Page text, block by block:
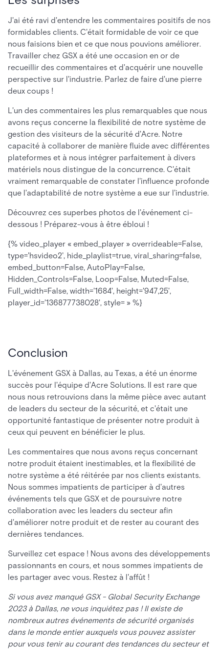
J'ai été ravi d'entendre les commentaires positifs de nos
formidables clients. C'était formidable de voir ce que
nous faisions bien et ce que nous pouvions améliorer.
Travailler chez GSX a été une occasion en or de
recueillir des commentaires et d'acquérir une nouvelle
perspective sur l'industrie. Parlez de faire d'une pierre
deux coups !
L'un des commentaires les plus remarquables que nous
avons reçus concerne la flexibilité de notre système de
gestion des visiteurs de la sécurité d'Acre. Notre
capacité à collaborer de manière fluide avec différentes
plateformes et à nous intégrer parfaitement à divers
matériels nous distingue de la concurrence. C'était
vraiment remarquable de constater l'influence profonde
que l'adaptabilité de notre système a eue sur l'industrie.
Découvrez ces superbes photos de l'événement ci-
dessous ! Préparez-vous à être ébloui !
{% video_player « embed_player » overrideable=False,
type='hsvideo2', hide_playlist=true, viral_sharing=false,
embed_button=False, AutoPlay=False,
Hidden_Controls=False, Loop=False, Muted=False,
Full_width=False, width='1684', height='947,25',
player_id='136877738028', style= » %}
Conclusion
L'événement GSX à Dallas, au Texas, a été un énorme
succès pour l'équipe d'Acre Solutions. Il est rare que
nous nous retrouvions dans la même pièce avec autant
de leaders du secteur de la sécurité, et c'était une
opportunité fantastique de présenter notre produit à
ceux qui peuvent en bénéficier le plus.
Les commentaires que nous avons reçus concernant
notre produit étaient inestimables, et la flexibilité de
notre système a été réitérée par nos clients existants.
Nous sommes impatients de participer à d'autres
événements tels que GSX et de poursuivre notre
collaboration avec les leaders du secteur afin
d'améliorer notre produit et de rester au courant des
dernières tendances.
Surveillez cet espace ! Nous avons des développements
passionnants en cours, et nous sommes impatients de
les partager avec vous. Restez à l'affût !
Si vous avez manqué GSX - Global Security Exchange
2023 à Dallas, ne vous inquiétez pas ! Il existe de
nombreux autres événements de sécurité organisés
dans le monde entier auxquels vous pouvez assister
pour vous tenir au courant des tendances du secteur et